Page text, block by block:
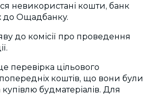
невикористані кошти, банк
до Ощадбанку.
до комісії про проведення
перевірка цільового
коштів, що вони були
будматеріалів. Для